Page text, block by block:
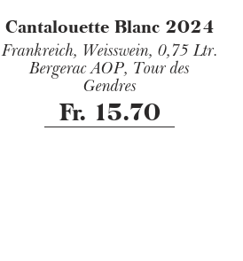
Cantalouette Blanc 2024
Frankreich, Weisswein, 0,75 Ltr.
Bergerac AOP, Tour des
Gendres
Fr. 15.70